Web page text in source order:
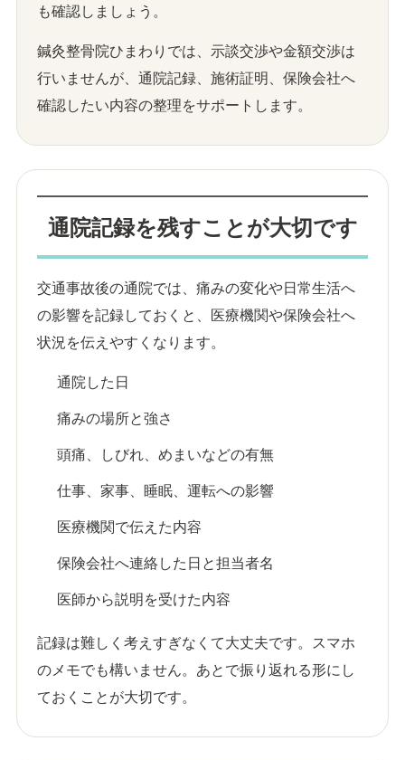
も確認しましょう。
鍼灸整骨院ひまわりでは、示談交渉や金額交渉は
行いませんが、通院記録、施術証明、保険会社へ
確認したい内容の整理をサポートします。
通院記録を残すことが大切です
交通事故後の通院では、痛みの変化や日常生活へ
の影響を記録しておくと、医療機関や保険会社へ
状況を伝えやすくなります。
通院した日
痛みの場所と強さ
頭痛、しびれ、めまいなどの有無
仕事、家事、睡眠、運転への影響
医療機関で伝えた内容
保険会社へ連絡した日と担当者名
医師から説明を受けた内容
記録は難しく考えすぎなくて大丈夫です。スマホ
のメモでも構いません。あとで振り返れる形にし
ておくことが大切です。